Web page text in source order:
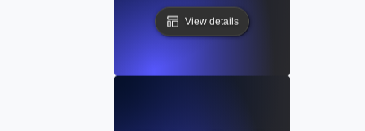
View details